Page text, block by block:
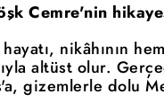
Cemre'nin
nikâhının
altüst olur.
gizemlerle dolu